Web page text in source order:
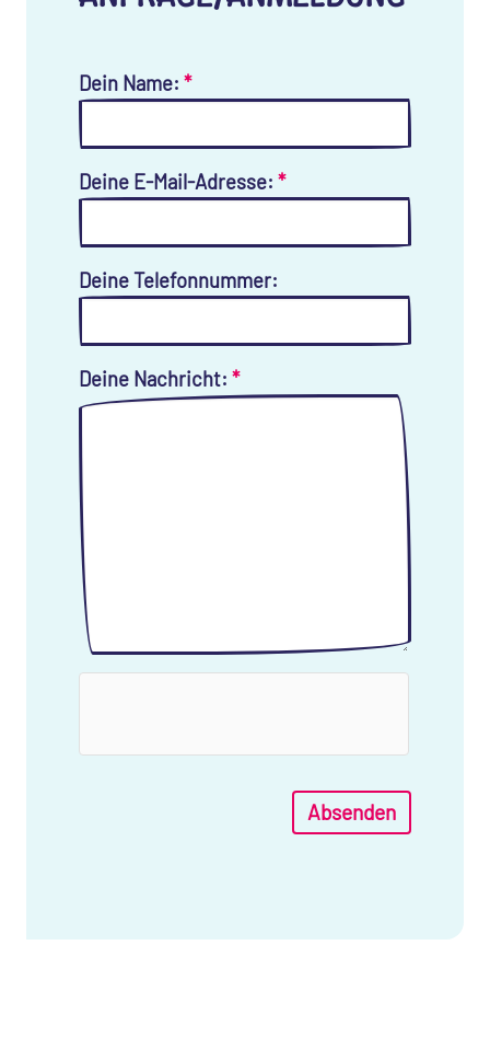
Dein Name: *
Deine E-Mail-Adresse: *
Deine Telefonnummer:
Deine Nachricht: *
Absenden